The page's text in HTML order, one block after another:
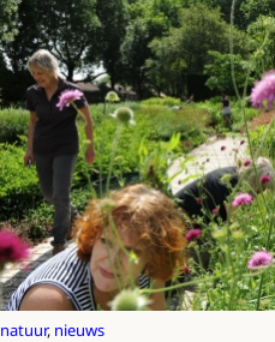
natuur, nieuws